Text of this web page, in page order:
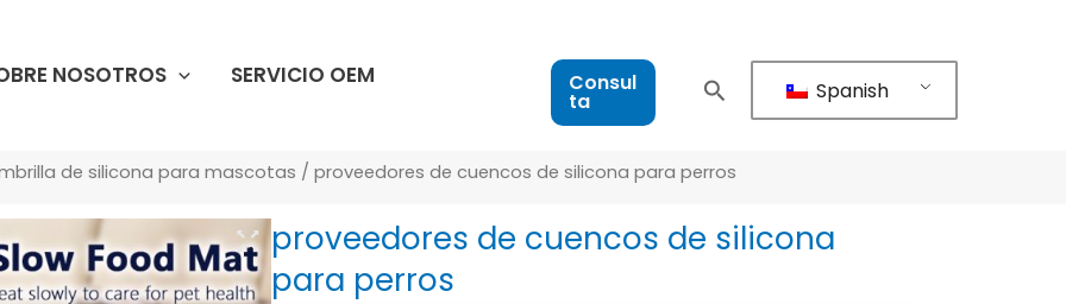
NOSOTROS SERVICIO OEM Consul
ta Spanish
de silicona para mascotas / proveedores de cuencos de silicona para perros
proveedores de cuencos de silicona
para perros